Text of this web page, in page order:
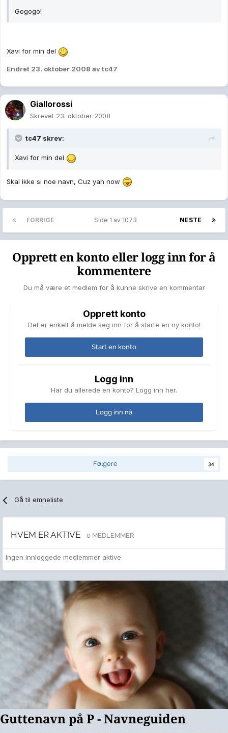
Gogogo!
Xavi for min del
Endret 23. oktober 2008 av tc47
Giallorossi
Skrevet 23. oktober 2008
tc47 skrev:
Xavi for min del
Skal ikke si noe navn, Cuz yah now
FORRIGE NESTE
Side 1 av 1073
Opprett en konto eller logg inn for å
kommentere
Du må være et medlem for å kunne skrive en kommentar
Opprett konto
Det er enkelt å melde seg inn for å starte en ny konto!
Start en konto
Logg inn
Har du allerede en konto? Logg inn her.
Logg inn nå
Følgere 34
Gå til emneliste
HVEM ER AKTIVE 0 MEDLEMMER
Ingen innloggede medlemmer aktive